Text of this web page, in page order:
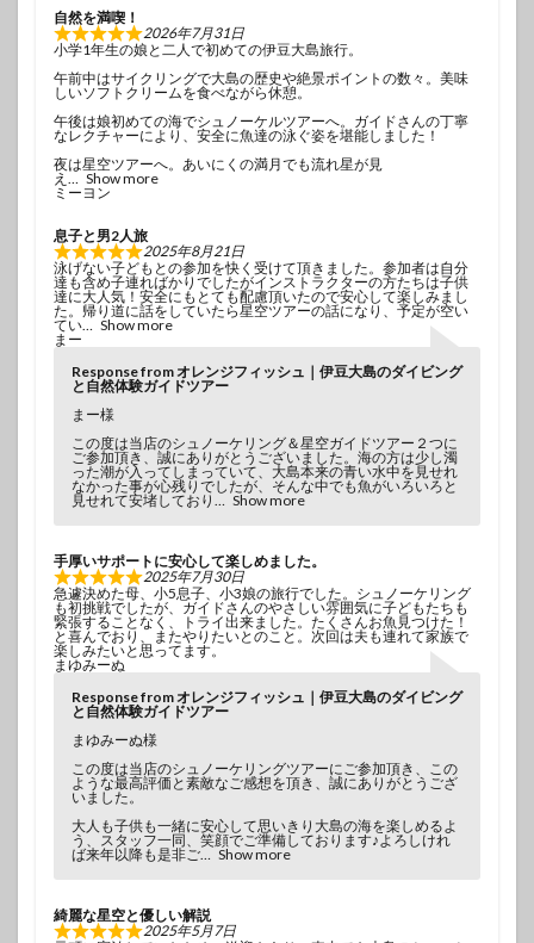
自然を満喫！
2026年7月31日
小学1年生の娘と二人で初めての伊豆大島旅行。
午前中はサイクリングで大島の歴史や絶景ポイントの数々。美味
しいソフトクリームを食べながら休憩。
午後は娘初めての海でシュノーケルツアーへ。ガイドさんの丁寧
なレクチャーにより、安全に魚達の泳ぐ姿を堪能しました！
夜は星空ツアーへ。あいにくの満月でも流れ星が見
え
Show more
ミーヨン
息子と男2人旅
2025年8月21日
泳げない子どもとの参加を快く受けて頂きました。参加者は自分
達も含め子連ればかりでしたがインストラクターの方たちは子供
達に大人気！安全にもとても配慮頂いたので安心して楽しみまし
た。帰り道に話をしていたら星空ツアーの話になり、予定が空い
てい
Show more
まー
Response from オレンジフィッシュ｜伊豆大島のダイビング
と自然体験ガイドツアー
まー様
この度は当店のシュノーケリング＆星空ガイドツアー２つに
ご参加頂き、誠にありがとうございました。海の方は少し濁
った潮が入ってしまっていて、大島本来の青い水中を見せれ
なかった事が心残りでしたが、そんな中でも魚がいろいろと
見せれて安堵しており
Show more
手厚いサポートに安心して楽しめました。
2025年7月30日
急遽決めた母、小5息子、小3娘の旅行でした。シュノーケリング
も初挑戦でしたが、ガイドさんのやさしい雰囲気に子どもたちも
緊張することなく、トライ出来ました。たくさんお魚見つけた！
と喜んでおり、またやりたいとのこと。次回は夫も連れて家族で
楽しみたいと思ってます。
まゆみーぬ
Response from オレンジフィッシュ｜伊豆大島のダイビング
と自然体験ガイドツアー
まゆみーぬ様
この度は当店のシュノーケリングツアーにご参加頂き、この
ような最高評価と素敵なご感想を頂き、誠にありがとうござ
いました。
大人も子供も一緒に安心して思いきり大島の海を楽しめるよ
う、スタッフ一同、笑顔でご準備しております♪よろしけれ
ば来年以降も是非ご
Show more
綺麗な星空と優しい解説
2025年5月7日